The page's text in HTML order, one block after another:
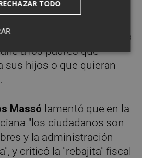
en pedir la bajada del
"No veo por qué no
a los padres que
sus hijos o que quieran
Massó lamentó que en la
"los ciudadanos son
y la administración
y criticó la "rebajita" fiscal
TODO